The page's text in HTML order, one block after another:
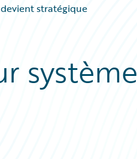
stratégique
système